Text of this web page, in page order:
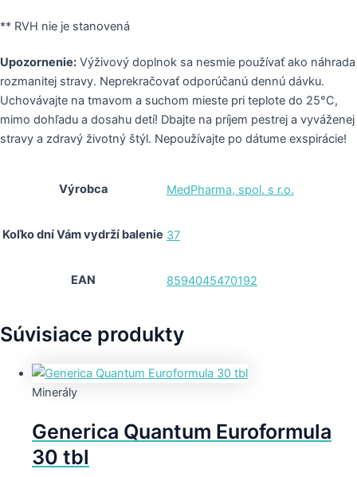
** RVH nie je stanovená
Upozornenie: Výživový doplnok sa nesmie používať ako náhrada
rozmanitej stravy. Neprekračovať odporúčanú dennú dávku.
Uchovávajte na tmavom a suchom mieste pri teplote do 25°C,
mimo dohľadu a dosahu detí! Dbajte na príjem pestrej a vyváženej
stravy a zdravý životný štýl. Nepoužívajte po dátume exspirácie!
Výrobca MedPharma, spol. s r.o.
Koľko dní Vám vydrží balenie 37
EAN 8594045470192
Súvisiace produkty
Minerály
Generica Quantum Euroformula
30 tbl